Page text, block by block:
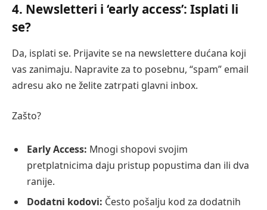
4. Newsletteri i ‘early access’: Isplati li
se?
Da, isplati se. Prijavite se na newslettere dućana koji
vas zanimaju. Napravite za to posebnu, “spam” email
adresu ako ne želite zatrpati glavni inbox.
Zašto?
Early Access: Mnogi shopovi svojim
pretplatnicima daju pristup popustima dan ili dva
ranije.
Dodatni kodovi: Često pošalju kod za dodatnih